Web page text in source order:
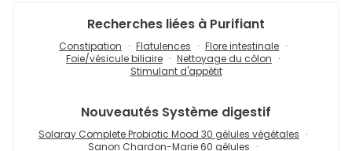
Recherches liées à Purifiant
Constipation Flatulences
Flore intestinale
Foie/vésicule biliaire
Nettoyage du côlon
Stimulant d'appétit
Nouveautés Système digestif
Solaray Complete Probiotic Mood 30 gélules végétales
Sanon Chardon-Marie 60 gélules